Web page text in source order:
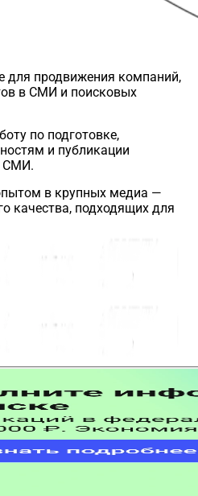
для продвижения компаний,
в СМИ и поисковых
по подготовке,
и публикации
СМИ.
в крупных медиа —
качества, подходящих для